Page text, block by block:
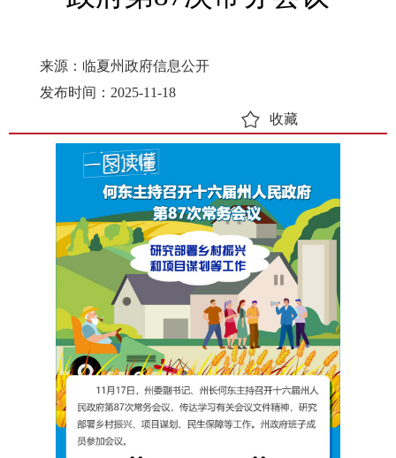
来源：临夏州政府信息公开
发布时间：2025-11-18
收藏